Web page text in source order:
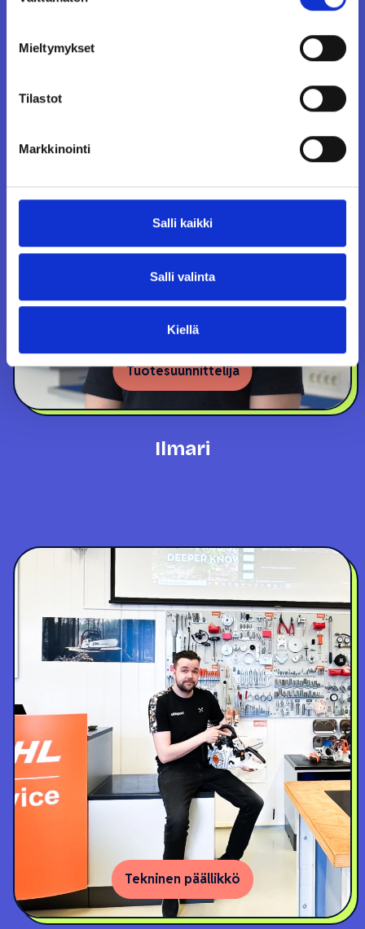
Mieltymykset
Tilastot
Markkinointi
Salli kaikki
Salli valinta
Kiellä
Tuotesuunnittelija
Ilmari
Tekninen päällikkö